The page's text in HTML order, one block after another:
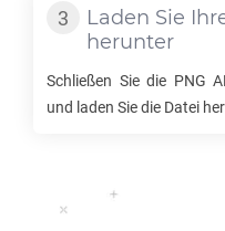
Laden Sie
herunter
Schließen Sie die PNG
und laden Sie die Datei